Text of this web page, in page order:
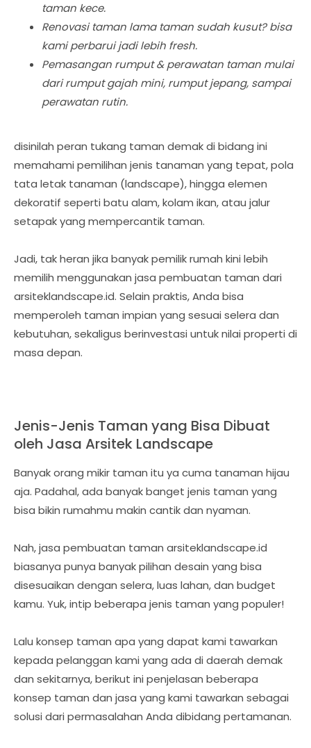
taman kece.
Renovasi taman lama taman sudah kusut? bisa
kami perbarui jadi lebih fresh.
Pemasangan rumput & perawatan taman mulai
dari rumput gajah mini, rumput jepang, sampai
perawatan rutin.
disinilah peran tukang taman demak di bidang ini
memahami pemilihan jenis tanaman yang tepat, pola
tata letak tanaman (landscape), hingga elemen
dekoratif seperti batu alam, kolam ikan, atau jalur
setapak yang mempercantik taman.
Jadi, tak heran jika banyak pemilik rumah kini lebih
memilih menggunakan jasa pembuatan taman dari
arsiteklandscape.id. Selain praktis, Anda bisa
memperoleh taman impian yang sesuai selera dan
kebutuhan, sekaligus berinvestasi untuk nilai properti di
masa depan.
Jenis-Jenis Taman yang Bisa Dibuat
oleh Jasa Arsitek Landscape
Banyak orang mikir taman itu ya cuma tanaman hijau
aja. Padahal, ada banyak banget jenis taman yang
bisa bikin rumahmu makin cantik dan nyaman.
Nah, jasa pembuatan taman arsiteklandscape.id
biasanya punya banyak pilihan desain yang bisa
disesuaikan dengan selera, luas lahan, dan budget
kamu. Yuk, intip beberapa jenis taman yang populer!
Lalu konsep taman apa yang dapat kami tawarkan
kepada pelanggan kami yang ada di daerah demak
dan sekitarnya, berikut ini penjelasan beberapa
konsep taman dan jasa yang kami tawarkan sebagai
solusi dari permasalahan Anda dibidang pertamanan.